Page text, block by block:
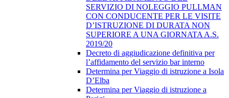
SERVIZIO DI NOLEGGIO PULLMAN
CON CONDUCENTE PER LE VISITE
D’ISTRUZIONE DI DURATA NON
SUPERIORE A UNA GIORNATA A.S.
2019/20
Decreto di aggiudicazione definitiva per
l’affidamento del servizio bar interno
Determina per Viaggio di istruzione a Isola
D’Elba
Determina per Viaggio di istruzione a